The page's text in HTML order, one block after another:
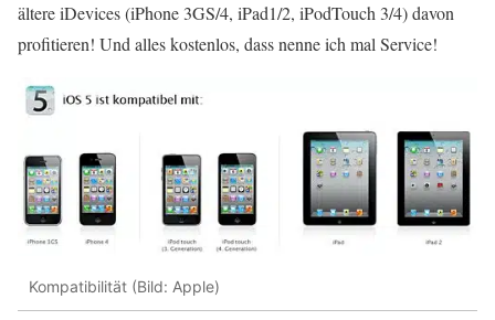
ältere iDevices (iPhone 3GS/4, iPad1/2, iPodTouch 3/4) davon
profitieren! Und alles kostenlos, dass nenne ich mal Service!
Kompatibilität (Bild: Apple)